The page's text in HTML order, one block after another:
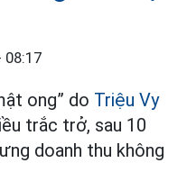
08:17
ong” do Triệu Vy
trắc trở, sau 10
doanh thu không